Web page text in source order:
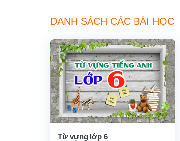
DANH SÁCH CÁC BÀI HỌC
Từ vựng lớp 6